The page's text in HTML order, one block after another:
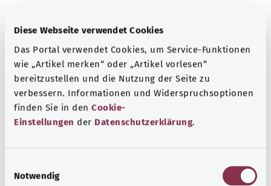
Diese Webseite verwendet Cookies
Das Portal verwendet Cookies, um Service-Funktionen
wie „Artikel merken“ oder „Artikel vorlesen“
bereitzustellen und die Nutzung der Seite zu
verbessern. Informationen und Widerspruchsoptionen
finden Sie in den Cookie-
Einstellungen der Datenschutzerklärung.
Notwendig